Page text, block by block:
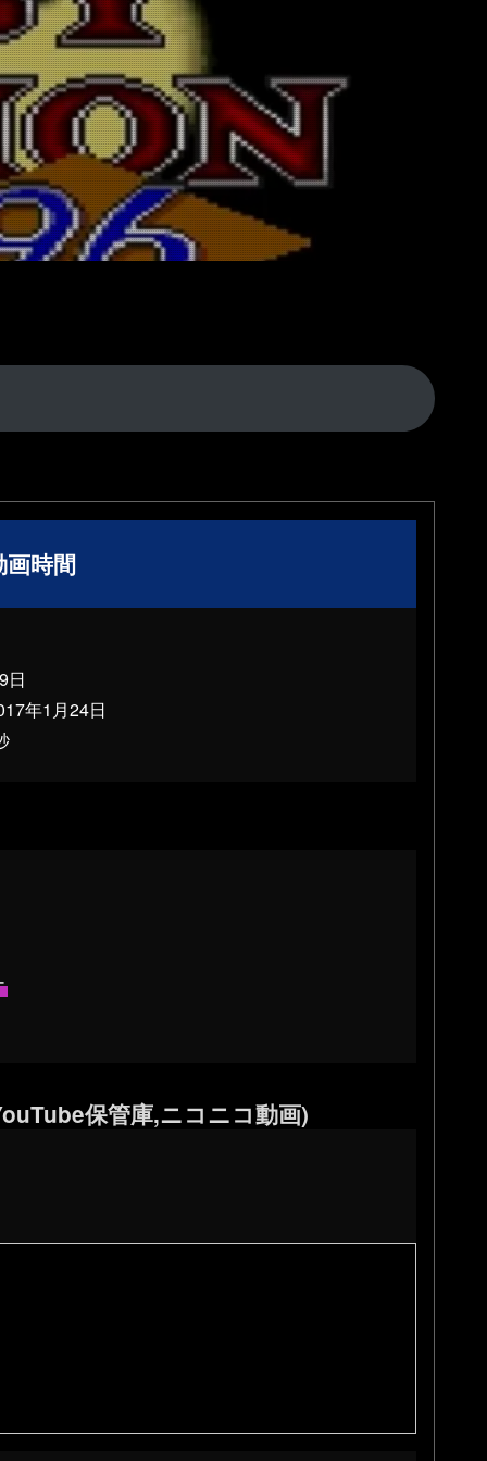
時間
日
年1月24日
保管庫,ニコニコ動画)